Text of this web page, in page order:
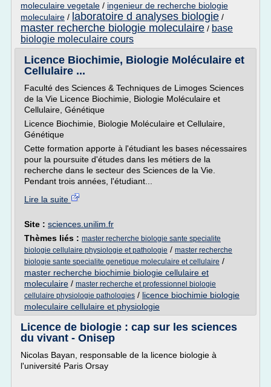
moleculaire vegetale / ingenieur de recherche biologie
moleculaire / laboratoire d analyses biologie /
master recherche biologie moleculaire / base
biologie moleculaire cours
Licence Biochimie, Biologie Moléculaire et
Cellulaire ...
Faculté des Sciences & Techniques de Limoges Sciences
de la Vie Licence Biochimie, Biologie Moléculaire et
Cellulaire, Génétique
Licence Biochimie, Biologie Moléculaire et Cellulaire,
Génétique
Cette formation apporte à l'étudiant les bases nécessaires
pour la poursuite d'études dans les métiers de la
recherche dans le secteur des Sciences de la Vie.
Pendant trois années, l'étudiant...
Lire la suite
Site : sciences.unilim.fr
Thèmes liés : master recherche biologie sante specialite
biologie cellulaire physiologie et pathologie / master recherche
biologie sante specialite genetique moleculaire et cellulaire /
master recherche biochimie biologie cellulaire et
moleculaire / master recherche et professionnel biologie
cellulaire physiologie pathologies / licence biochimie biologie
moleculaire cellulaire et physiologie
Licence de biologie : cap sur les sciences
du vivant - Onisep
Nicolas Bayan, responsable de la licence biologie à
l'université Paris Orsay